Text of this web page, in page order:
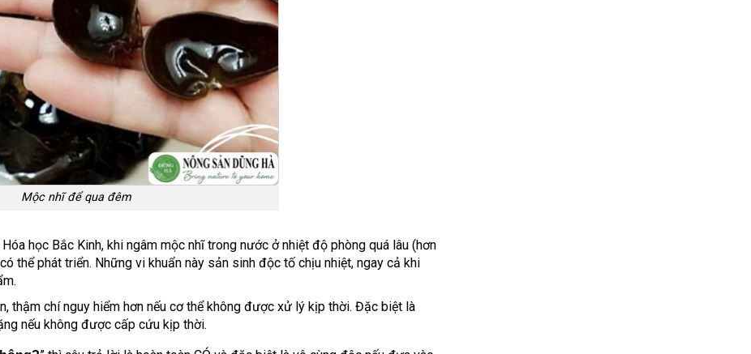
Mộc nhĩ để qua đêm
học Bắc Kinh, khi ngâm mộc nhĩ trong nước ở nhiệt độ phòng quá lâu (hơn
thể phát triển. Những vi khuẩn này sản sinh độc tố chịu nhiệt, ngay cả khi
thậm chí nguy hiểm hơn nếu cơ thể không được xử lý kịp thời. Đặc biệt là
nếu không được cấp cứu kịp thời.